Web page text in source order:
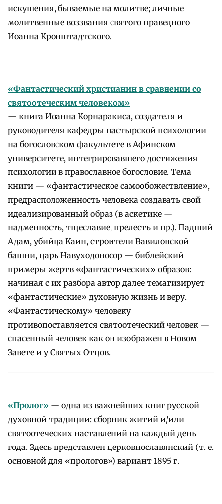
искушения, бываемые на молитве; личные
молитвенные воззвания святого праведного
Иоанна Кронштадтского.
«Фантастический христианин в сравнении со
святоотеческим человеком»
— книга Иоанна Корнаракиса, создателя и
руководителя кафедры пастырской психологии
на богословском факультете в Афинском
университете, интегрировавшего достижения
психологии в православное богословие. Тема
книги — «фантастическое самообожествление»,
предрасположенность человека создавать свой
идеализированный образ (в аскетике —
надменность, тщеславие, прелесть и пр.). Падший
Адам, убийца Каин, строители Вавилонской
башни, царь Навуходоносор — библейский
примеры жертв «фантастических» образов:
начиная с их разбора автор далее тематизирует
«фантастические» духовную жизнь и веру.
«Фантастическому» человеку
противопоставляется святоотеческий человек —
спасенный человек как он изображен в Новом
Завете и у Святых Отцов.
«Пролог» — одна из важнейших книг русской
духовной традиции: сборник житий и/или
святоотеческих наставлений на каждый день
года. Здесь представлен церковнославянский (т. е.
основной для «прологов») вариант 1895 г.